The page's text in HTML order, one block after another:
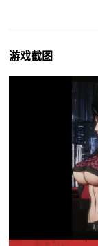
游戏截图